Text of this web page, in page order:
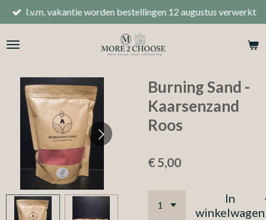
Ga
direct
naar
I.v.m. vakantie worden bestellingen 12 augustus verwerkt
Burning Sand -
Kaarsenzand
Roos
€ 5,00
In
winkelwagen